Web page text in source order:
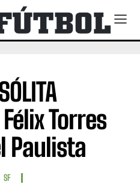
Torres
Paulista
SF